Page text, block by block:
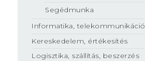
Segédmunka
Informatika, telekommunikáció
Kereskedelem, értékesítés
Logisztika, szállítás, beszerzés